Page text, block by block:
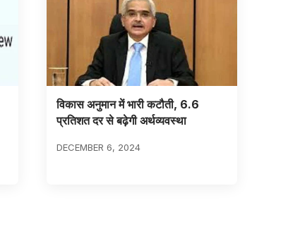
विकास अनुमान में भारी कटौती, 6.6
प्रतिशत दर से बढ़ेगी अर्थव्यवस्था
DECEMBER 6, 2024